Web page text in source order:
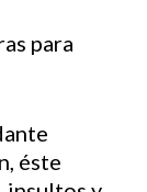
para
éste